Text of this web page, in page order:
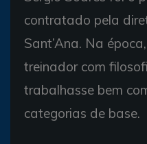
contratado pela
Sant’Ana. Na
treinador com
trabalhasse bem
categorias de base.